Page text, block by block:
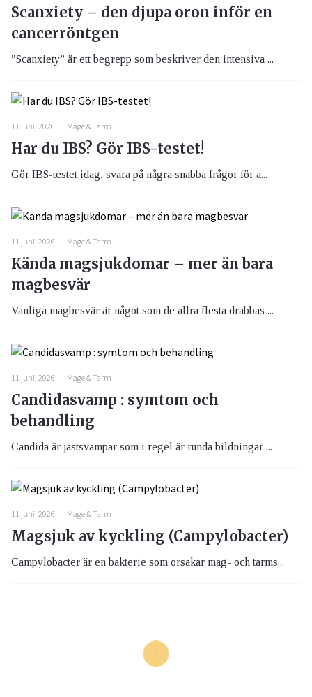
Scanxiety – den djupa oron inför en
cancerröntgen
”Scanxiety” är ett begrepp som beskriver den intensiva ...
11 juni, 2026 Mage & Tarm
Har du IBS? Gör IBS-testet!
Gör IBS-testet idag, svara på några snabba frågor för a...
11 juni, 2026 Mage & Tarm
Kända magsjukdomar – mer än bara
magbesvär
Vanliga magbesvär är något som de allra flesta drabbas ...
11 juni, 2026 Mage & Tarm
Candidasvamp : symtom och
behandling
Candida är jästsvampar som i regel är runda bildningar ...
11 juni, 2026 Mage & Tarm
Magsjuk av kyckling (Campylobacter)
Campylobacter är en bakterie som orsakar mag- och tarms...